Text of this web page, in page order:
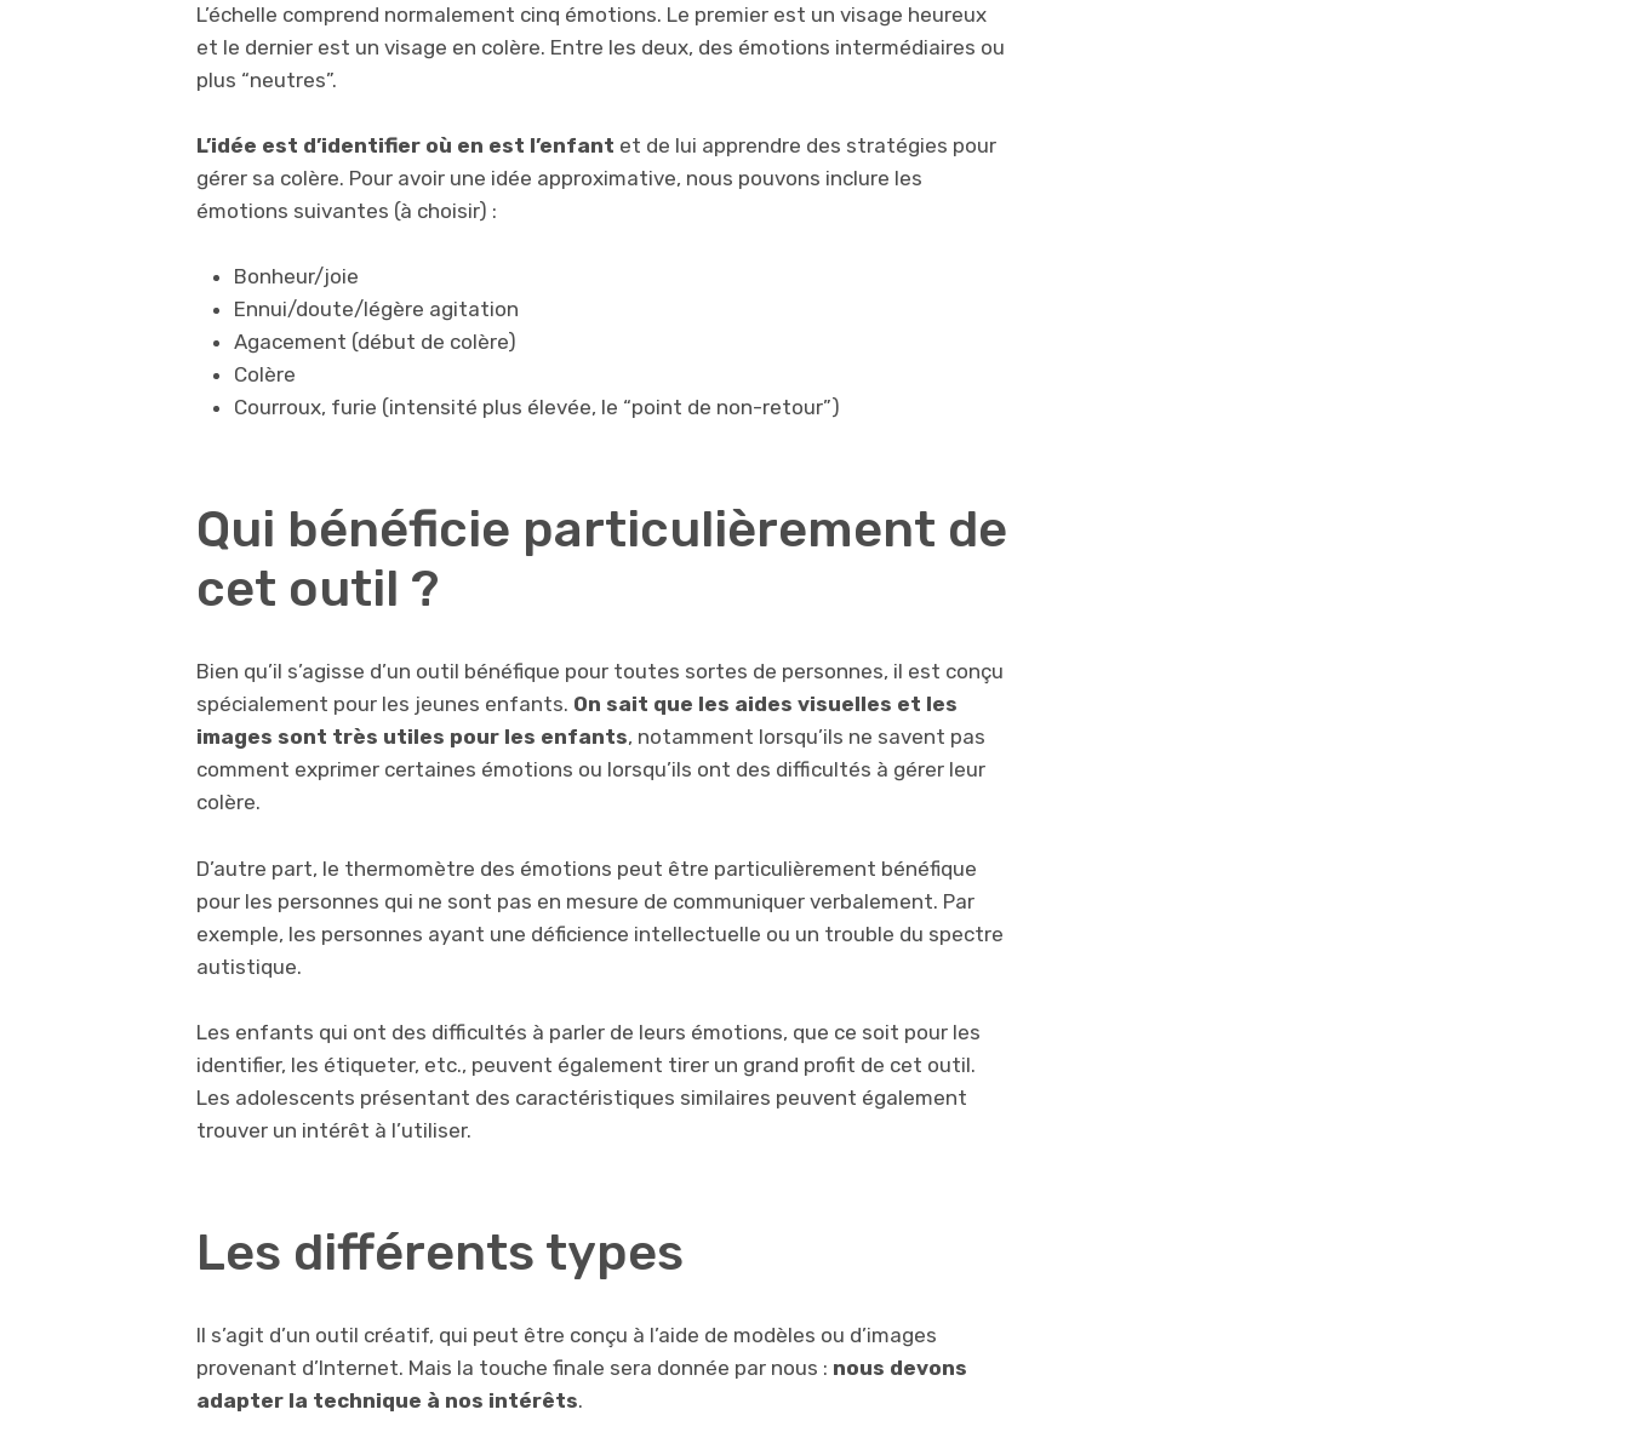
L’échelle comprend normalement cinq émotions. Le premier est un visage heureux
et le dernier est un visage en colère. Entre les deux, des émotions intermédiaires ou
plus “neutres”.
L’idée est d’identifier où en est l’enfant et de lui apprendre des stratégies pour
gérer sa colère. Pour avoir une idée approximative, nous pouvons inclure les
émotions suivantes (à choisir) :
Bonheur/joie
Ennui/doute/légère agitation
Agacement (début de colère)
Colère
Courroux, furie (intensité plus élevée, le “point de non-retour”)
Qui bénéficie particulièrement de
cet outil ?
Bien qu’il s’agisse d’un outil bénéfique pour toutes sortes de personnes, il est conçu
spécialement pour les jeunes enfants. On sait que les aides visuelles et les
images sont très utiles pour les enfants, notamment lorsqu’ils ne savent pas
comment exprimer certaines émotions ou lorsqu’ils ont des difficultés à gérer leur
colère.
D’autre part, le thermomètre des émotions peut être particulièrement bénéfique
pour les personnes qui ne sont pas en mesure de communiquer verbalement. Par
exemple, les personnes ayant une déficience intellectuelle ou un trouble du spectre
autistique.
Les enfants qui ont des difficultés à parler de leurs émotions, que ce soit pour les
identifier, les étiqueter, etc., peuvent également tirer un grand profit de cet outil.
Les adolescents présentant des caractéristiques similaires peuvent également
trouver un intérêt à l’utiliser.
Les différents types
Il s’agit d’un outil créatif, qui peut être conçu à l’aide de modèles ou d’images
provenant d’Internet. Mais la touche finale sera donnée par nous : nous devons
adapter la technique à nos intérêts.